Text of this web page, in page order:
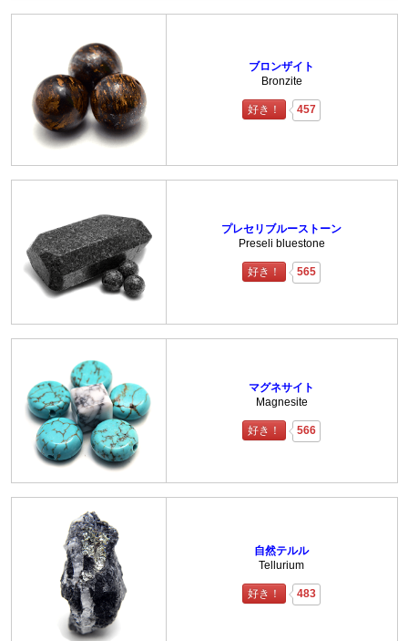
ブロンザイト
Bronzite
好き！ 457
プレセリブルーストーン
Preseli bluestone
好き！ 565
マグネサイト
Magnesite
好き！ 566
自然テルル
Tellurium
好き！ 483